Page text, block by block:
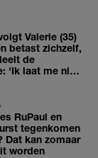
Valerie (35)
betast zichzelf,
de
'Ik laat me niet
RuPaul en
tegenkomen
Dat kan zomaar
worden